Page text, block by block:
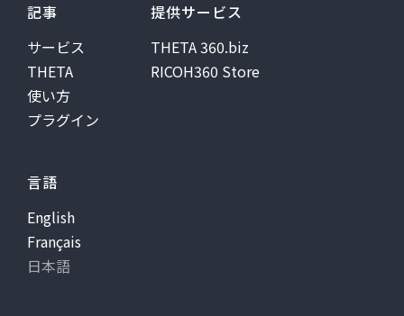
記事
サービス
THETA
使い方
プラグイン
提供サービス
THETA 360.biz
RICOH360 Store
言語
English
Français
日本語